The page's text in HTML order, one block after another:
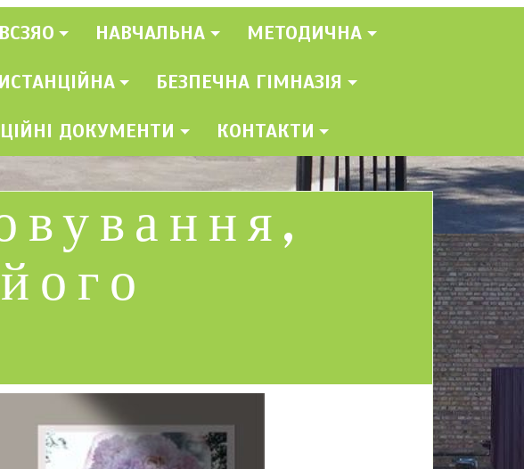
ВСЗЯО НАВЧАЛЬНА МЕТОДИЧНА
БЕЗПЕЧНА ГІМНАЗІЯ
ДОКУМЕНТИ КОНТАКТИ